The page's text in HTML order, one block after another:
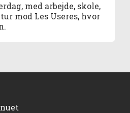
med arbejde, skole,
mod Les Useres, hvor